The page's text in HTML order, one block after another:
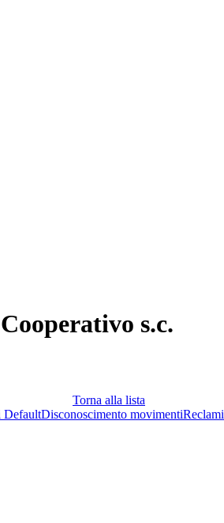
s.c.
Torna alla lista
DefaultDisconoscimento movimentiReclami